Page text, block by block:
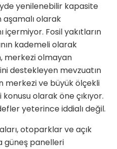
yenilenebilir kapasite
olarak
içermiyor. Fosil yakıtların
kademeli olarak
merkezi olmayan
destekleyen mevzuatın
merkezi ve büyük ölçekli
olarak öne çıkıyor.
yeterince iddialı değil.
otoparklar ve açık
güneş panelleri